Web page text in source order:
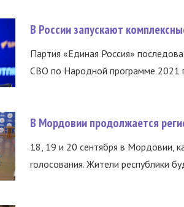
В России запускают
Партия «Единая Россия»
СВО по Народной программе 2021
В Мордовии продолжается
18, 19 и 20 сентября в Мордовии,
голосования. Жители республики